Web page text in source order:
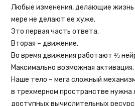
Любые изменения, делающие жизнь
мере не делают ее хуже.
Это первая часть ответа.
Вторая – движение.
Во время движения работают ⅔
Максимально возможная
Наше тело – мега сложный
в трехмерном пространстве нужна
доступных вычислительных